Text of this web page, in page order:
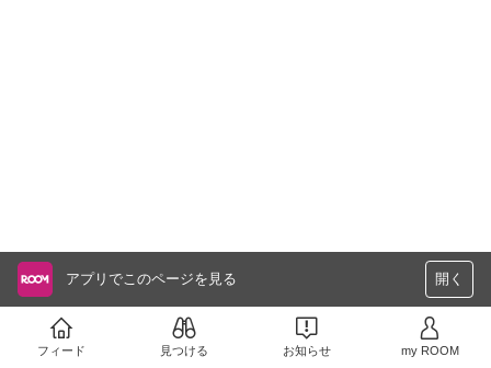
アプリでこのページを見る 開く
フィード 見つける お知らせ my ROOM